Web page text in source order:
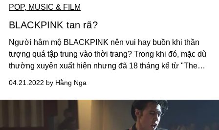
POP, MUSIC & FILM
BLACKPINK tan rã?
Người hâm mộ BLACKPINK nên vui hay buồn khi thần
tượng quá tập trung vào thời trang? Trong khi đó, mặc dù
thường xuyên xuất hiện nhưng đã 18 tháng kể từ "The
Album", BLACKPINK vẫn tiếp tục khiến fan “khóc ròng” vì
chưa ra mắt sản phẩm âm nhạc mới.
04.21.2022 by Hằng Nga